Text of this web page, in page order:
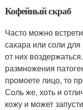
Кофейный скраб
Часто можно
сахара или соли
от них
размножения
промоете лицо, то
Соль же, хоть и
кожу и может